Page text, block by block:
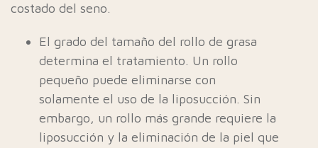
costado del seno.
El grado del tamaño del rollo de grasa
determina el tratamiento. Un rollo
pequeño puede eliminarse con
solamente el uso de la liposucción. Sin
embargo, un rollo más grande requiere la
liposucción y la eliminación de la piel que